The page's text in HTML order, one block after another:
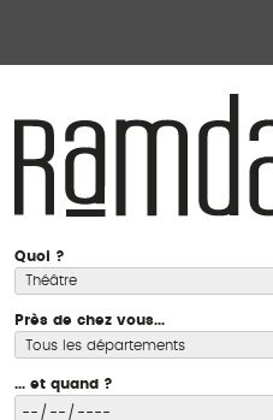
Quoi ?
Près de chez vous...
... et quand ?